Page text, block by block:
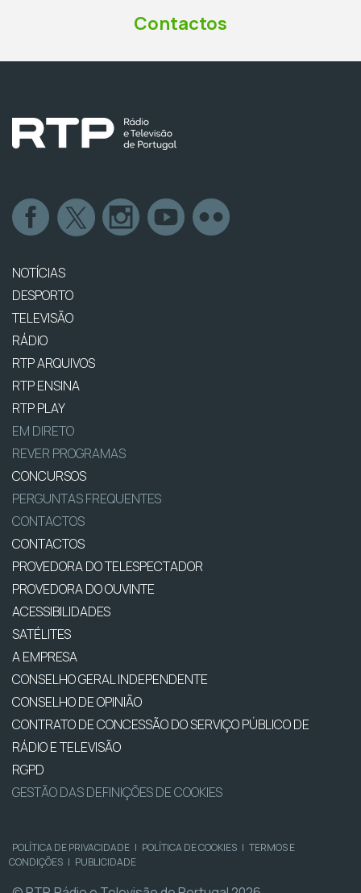
Contactos
NOTÍCIAS
DESPORTO
TELEVISÃO
RÁDIO
RTP ARQUIVOS
RTP ENSINA
RTP PLAY
EM DIRETO
REVER PROGRAMAS
CONCURSOS
PERGUNTAS FREQUENTES
CONTACTOS
CONTACTOS
PROVEDORA DO TELESPECTADOR
PROVEDORA DO OUVINTE
ACESSIBILIDADES
SATÉLITES
A EMPRESA
CONSELHO GERAL INDEPENDENTE
CONSELHO DE OPINIÃO
CONTRATO DE CONCESSÃO DO SERVIÇO PÚBLICO DE
RÁDIO E TELEVISÃO
RGPD
GESTÃO DAS DEFINIÇÕES DE COOKIES
POLÍTICA DE PRIVACIDADE | POLÍTICA DE COOKIES | TERMOS E
CONDIÇÕES | PUBLICIDADE